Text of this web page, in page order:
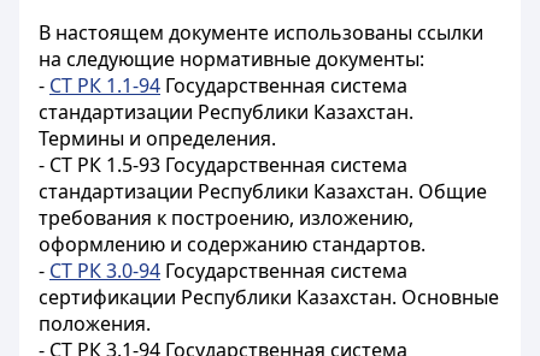
В настоящем документе использованы ссылки
на следующие нормативные документы:
- СТ РК 1.1-94 Государственная система
стандартизации Республики Казахстан.
Термины и определения.
- СТ РК 1.5-93 Государственная система
стандартизации Республики Казахстан. Общие
требования к построению, изложению,
оформлению и содержанию стандартов.
- СТ РК 3.0-94 Государственная система
сертификации Республики Казахстан. Основные
положения.
- СТ РК 3.1-94 Государственная система